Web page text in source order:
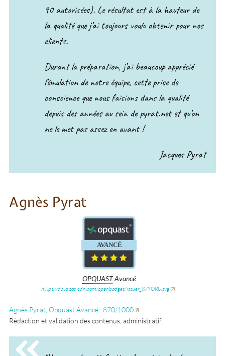
90 autorisées). Le résultat est à la hauteur de
la qualité que j’ai toujours voulu obtenir pour nos
clients.
Durant la préparation, j’ai beaucoup apprécié
l’émulation de notre équipe, cette prise de
conscience que nous faisions dans la qualité
depuis des années au sein de pyrat.net et qu’on
ne le met pas assez en avant !
Jacques Pyrat
Agnès Pyrat
CONFIRME
®
AVANCÉ
®
OPQUASTAvancé
https://data.oqs-cdn.com/openbadges/issuer_87YORU.svg
Agnès Pyrat, Opquast Avancé : 870/1000
Rédaction et validation des contenus, administratif.